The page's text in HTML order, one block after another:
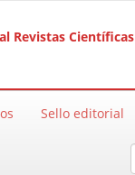
Revistas Científicas
Sello editorial